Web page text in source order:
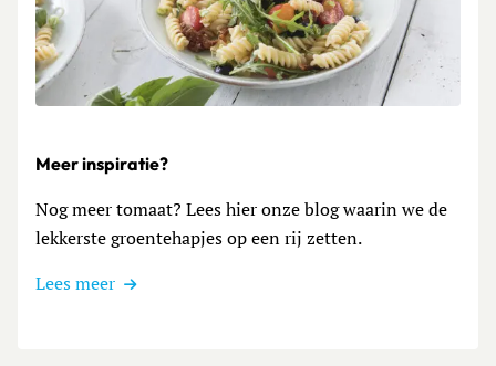
Meer inspiratie?
Nog meer tomaat? Lees hier onze blog waarin we de
lekkerste groentehapjes op een rij zetten.
Lees meer